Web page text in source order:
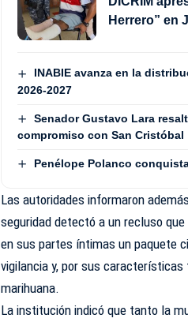
Herrero” en
INABIE avanza en la
2026-2027
Senador Gustavo Lara
compromiso con San Cristóbal
Penélope Polanco
Las autoridades informaron
seguridad detectó a un recluso
en sus partes íntimas un paquete
vigilancia y, por sus
marihuana.
La institución indicó que tanto la